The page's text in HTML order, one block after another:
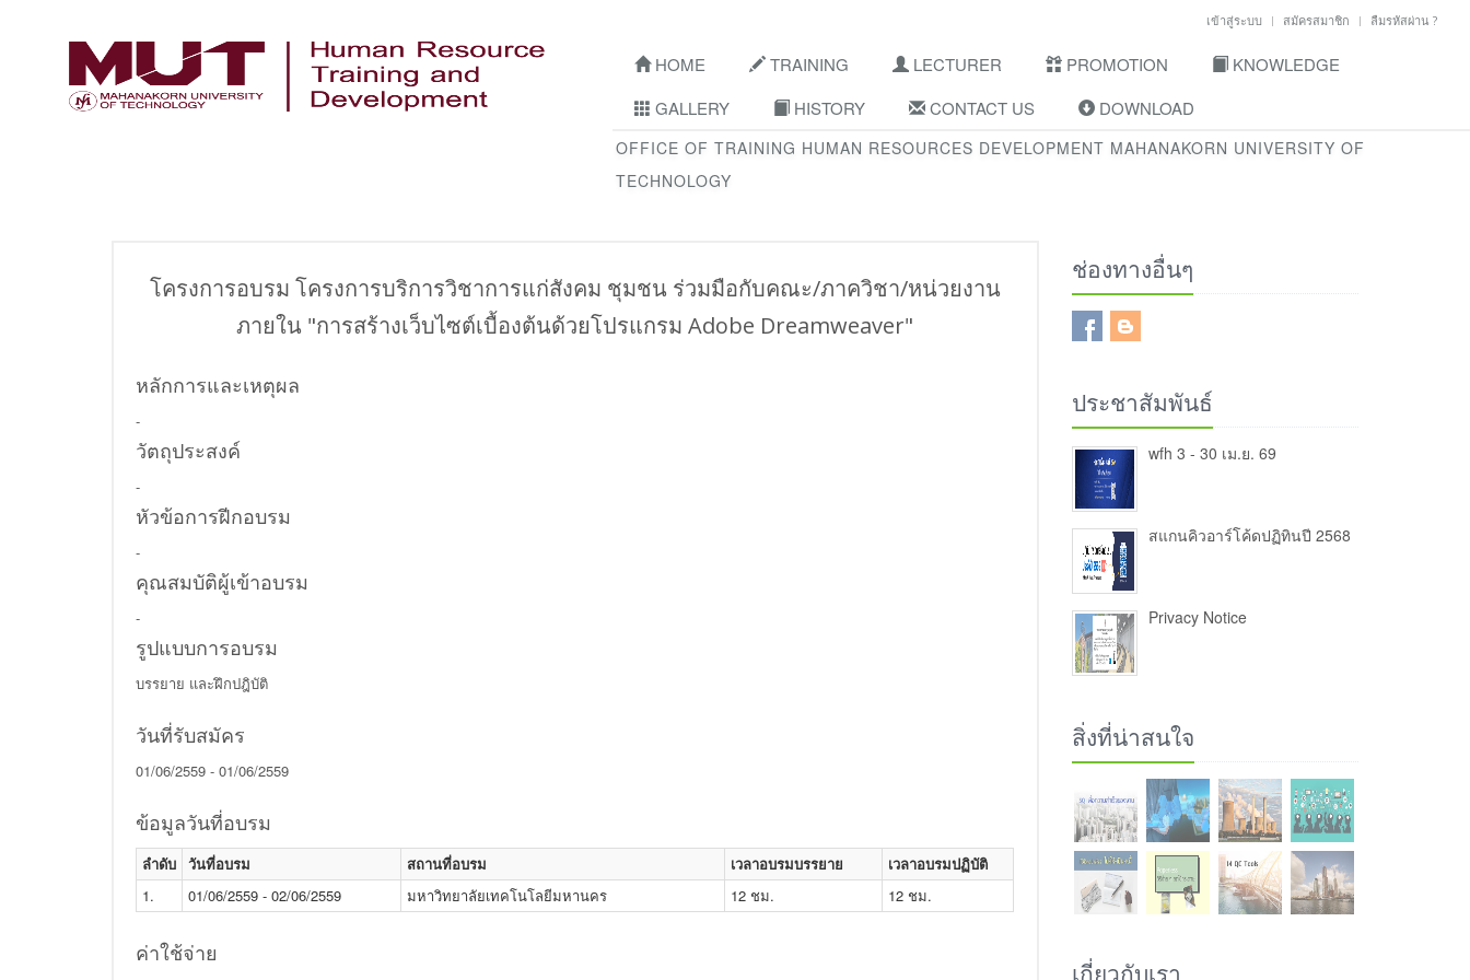
เข้าสู่ระบบ สมัครสมาชิก ลืมรหัสผ่าน ?
HOME TRAINING LECTURER PROMOTION
KNOWLEDGE
GALLERY
HISTORY CONTACT US DOWNLOAD
OFFICE OF TRAINING HUMAN RESOURCES DEVELOPMENT MAHANAKORN UNIVERSITY OF
TECHNOLOGY
โครงการอบรม โครงการบริการวิชาการแก่สังคม ชุมชน ร่วมมือกับคณะ/ภาควิชา/หน่วยงาน
ภายใน "การสร้างเว็บไซต์เบื้องต้นด้วยโปรแกรม Adobe Dreamweaver"
หลักการและเหตุผล
-
วัตถุประสงค์
-
หัวข้อการฝีกอบรม
-
คุณสมบัติผู้เข้าอบรม
-
รูปแบบการอบรม
บรรยาย และฝึกปฎิบัติ
วันที่รับสมัคร
01/06/2559 - 01/06/2559
ข้อมูลวันที่อบรม
ลำดับ วันที่อบรม สถานที่อบรม เวลาอบรมบรรยาย
เวลาอบรมปฏิบัติ
1.
01/06/2559 - 02/06/2559 มหาวิทยาลัยเทคโนโลยีมหานคร 12 ชม. 12 ชม.
ค่าใช้จ่าย
ช่องทางอื่นๆ
ประชาสัมพันธ์
wfh 3 - 30 เม.ย. 69
สแกนคิวอาร์โค้ดปฏิทินปี 2568
Privacy Notice
สิ่งที่น่าสนใจ
เกี่ยวกับเรา